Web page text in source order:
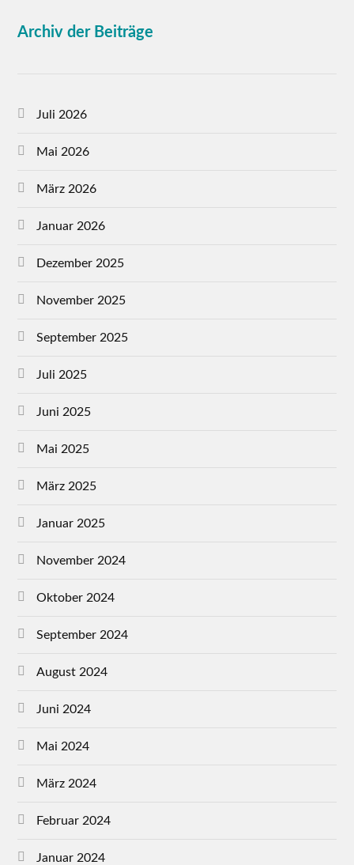
Archiv der Beiträge
Juli 2026
Mai 2026
März 2026
Januar 2026
Dezember 2025
November 2025
September 2025
Juli 2025
Juni 2025
Mai 2025
März 2025
Januar 2025
November 2024
Oktober 2024
September 2024
August 2024
Juni 2024
Mai 2024
März 2024
Februar 2024
Januar 2024